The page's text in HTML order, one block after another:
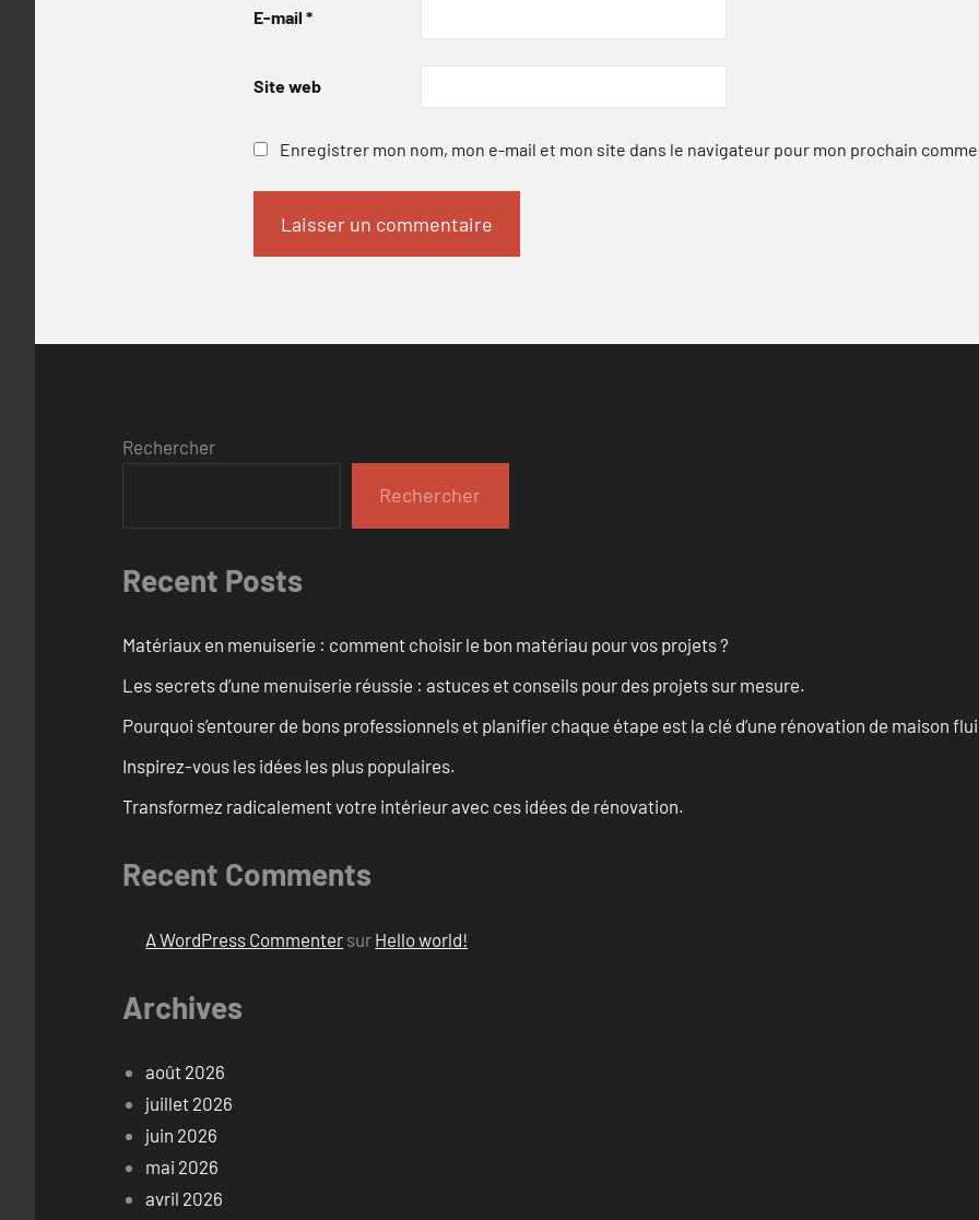
E-mail *
Site web
Enregistrer mon nom, mon e-mail et mon site dans le navigateur pour mon prochain
Rechercher
Rechercher
Recent Posts
Matériaux en menuiserie : comment choisir le bon matériau pour vos projets ?
Les secrets d’une menuiserie réussie : astuces et conseils pour des projets sur mesure.
Pourquoi s’entourer de bons professionnels et planifier chaque étape est la clé d’une rénovation de maison
Inspirez-vous les idées les plus populaires.
Transformez radicalement votre intérieur avec ces idées de rénovation.
Recent Comments
A WordPress Commenter sur Hello world!
Archives
août 2026
juillet 2026
juin 2026
mai 2026
avril 2026